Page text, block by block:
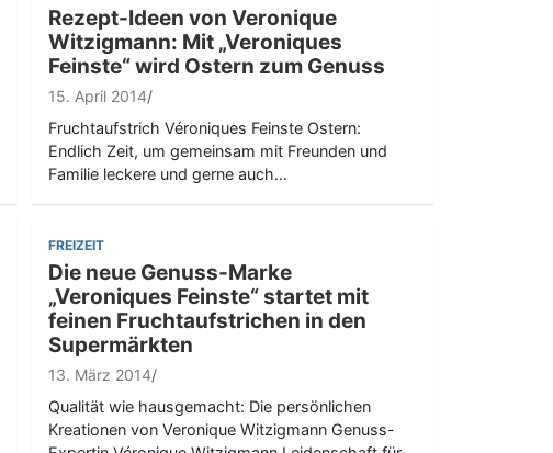
Rezept-Ideen von Veronique
Witzigmann: Mit „Veroniques
Feinste“ wird Ostern zum Genuss
15. April 2014
Fruchtaufstrich Véroniques Feinste Ostern:
Endlich Zeit, um gemeinsam mit Freunden und
Familie leckere und gerne auch…
FREIZEIT
Die neue Genuss-Marke
„Veroniques Feinste“ startet mit
feinen Fruchtaufstrichen in den
Supermärkten
13. März 2014
Qualität wie hausgemacht: Die persönlichen
Kreationen von Veronique Witzigmann Genuss-